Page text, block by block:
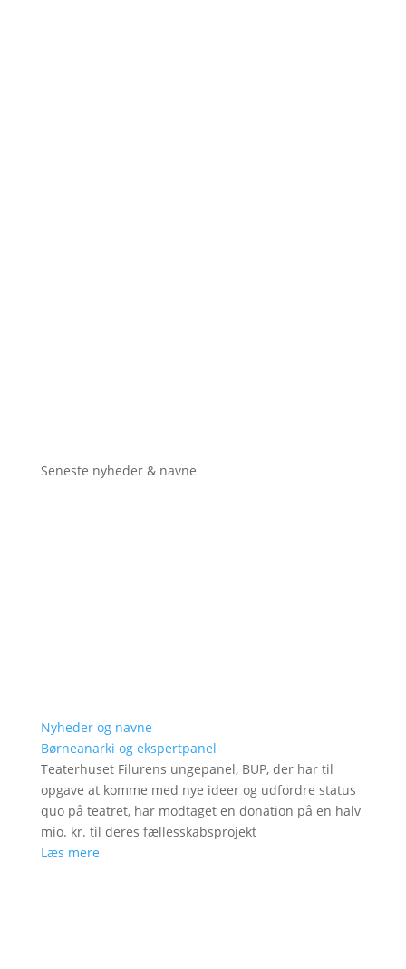
Seneste nyheder & navne
Nyheder og navne
Børneanarki og ekspertpanel
Teaterhuset Filurens ungepanel, BUP, der har til
opgave at komme med nye ideer og udfordre status
quo på teatret, har modtaget en donation på en halv
mio. kr. til deres fællesskabsprojekt
Læs mere